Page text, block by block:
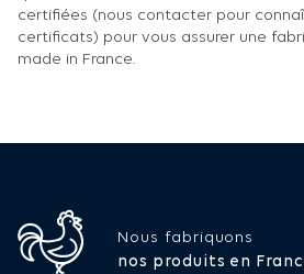
certifiées (nous contacter pour
certificats) pour vous assurer une
made in France.
Nous fabriquons
nos produits en